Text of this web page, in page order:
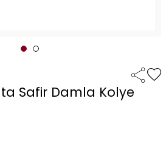
Safir Damla Kolye